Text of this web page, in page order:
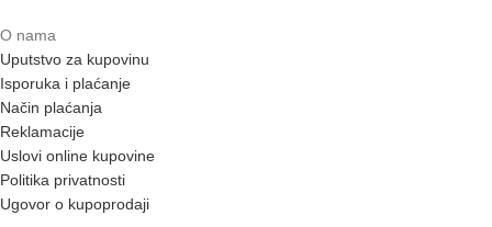
O nama
Uputstvo za kupovinu
Isporuka i plaćanje
Način plaćanja
Reklamacije
Uslovi online kupovine
Politika privatnosti
Ugovor o kupoprodaji